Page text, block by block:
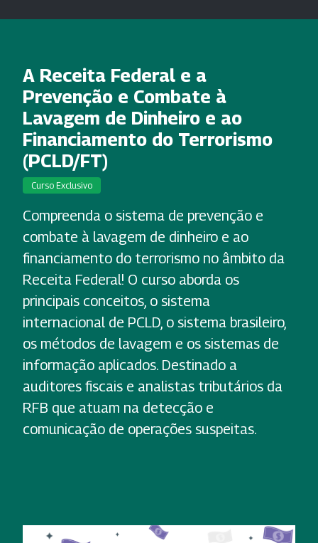
A Receita Federal e a
Prevenção e Combate à
Lavagem de Dinheiro e ao
Financiamento do Terrorismo
(PCLD/FT)
Curso Exclusivo
Compreenda o sistema de prevenção e
combate à lavagem de dinheiro e ao
financiamento do terrorismo no âmbito da
Receita Federal! O curso aborda os
principais conceitos, o sistema
internacional de PCLD, o sistema brasileiro,
os métodos de lavagem e os sistemas de
informação aplicados. Destinado a
auditores fiscais e analistas tributários da
RFB que atuam na detecção e
comunicação de operações suspeitas.